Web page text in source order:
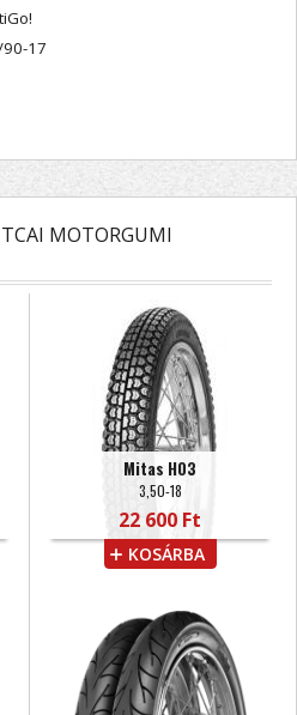
17
MOTORGUMI
Mitas H03
3,50-18
22 600 Ft
KOSÁRBA